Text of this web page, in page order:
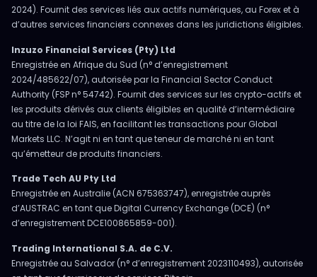
2024). Fournit des services liés aux actifs numériques, au Forex et à
d’autres services financiers connexes dans les juridictions éligibles.
Inzuzo Financial Services (Pty) Ltd
Enregistrée en Afrique du Sud (n° d’enregistrement
2024/485622/07), autorisée par la Financial Sector Conduct
Authority (FSP n° 54742). Fournit des services sur les crypto-actifs et
les produits dérivés aux clients éligibles en qualité d’intermédiaire
au titre de la loi FAIS, en facilitant les transactions pour Global
Markets LLC. N’agit ni en tant que teneur de marché ni en tant
qu’émetteur de produits financiers.
Trade Tech AU Pty Ltd
Enregistrée en Australie (ACN 675363747), enregistrée auprès
d’AUSTRAC en tant que Digital Currency Exchange (DCE) (n°
d’enregistrement DCE100865859-001).
Trading International S.A. de C.V.
Enregistrée au Salvador (n° d’enregistrement 2023110493), autorisée